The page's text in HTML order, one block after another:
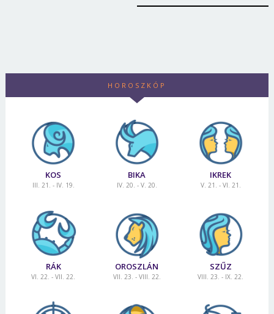
HOROSZKÓP
KOS
III. 21. - IV. 19.
BIKA
IV. 20. - V. 20.
IKREK
V. 21. - VI. 21.
RÁK
VI. 22. - VII. 22.
OROSZLÁN
VII. 23. - VIII. 22.
SZŰZ
VIII. 23. - IX. 22.